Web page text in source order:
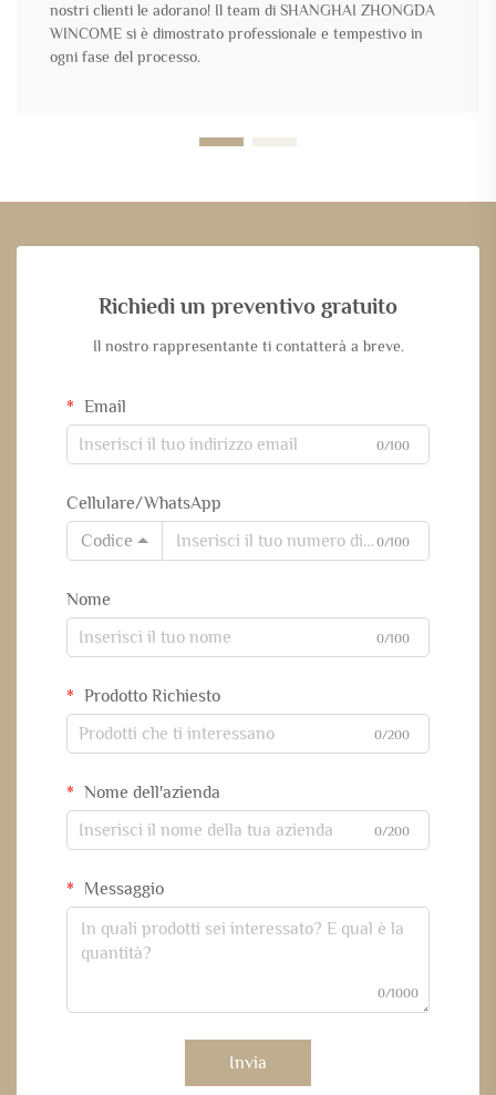
nostri clienti le adorano! Il team di SHANGHAI ZHONGDA
WINCOME si è dimostrato professionale e tempestivo in
ogni fase del processo.
Richiedi un preventivo gratuito
Il nostro rappresentante ti contatterà a breve.
Email
0/100
Cellulare/WhatsApp
Codice
0/100
Nome
0/100
Prodotto Richiesto
0/200
Nome dell'azienda
0/200
Messaggio
0/1000
Invia